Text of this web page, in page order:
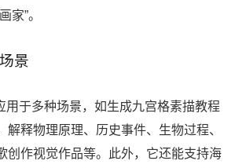
家”。
景
用于多种场景，如生成九宫格素描教程
解释物理原理、历史事件、生物过程、
创作视觉作品等。此外，它还能支持海